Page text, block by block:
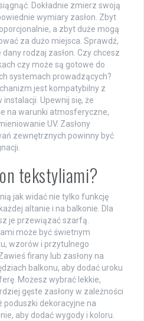
Dokładnie zmierz swoją
wymiary zasłon. Zbyt
a zbyt duże mogą
za dużo miejsca. Sprawdź,
rodzaj zasłon. Czy chcesz
czy może są gotowe do
systemach prowadzących?
jest kompatybilny z
Upewnij się, że
na warunki atmosferyczne,
UV. Zasłony
zewnętrznych powinny być
tekstyliami?
jak widać nie tylko funkcję
altanie i na balkonie. Dla
je przewiązać szarfą.
może być świetnym
wzorów i przytulnego
firany lub zasłony na
balkonu, aby dodać uroku
Możesz wybrać lekkie,
gęste zasłony w zależności
poduszki dekoracyjne na
aby dodać wygody i koloru.